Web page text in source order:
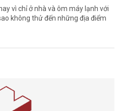
vì chỉ ở nhà và ôm máy lạnh với
không thử đến những địa điểm